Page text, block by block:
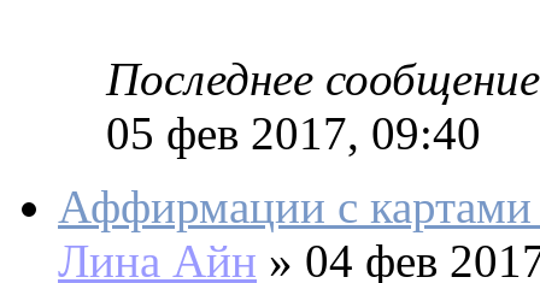
Последнее сообщение
05 фев 2017, 09:40
Аффирмации с
Лина Айн » 04 фев